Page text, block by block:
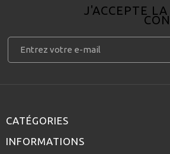
J'ACCEPTE LA
CATÉGORIES
INFORMATIONS